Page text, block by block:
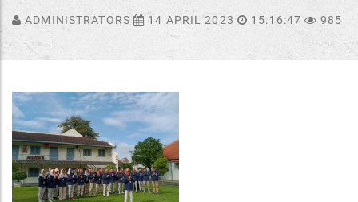
ADMINISTRATORS 14 APRIL 2023 15:16:47 985